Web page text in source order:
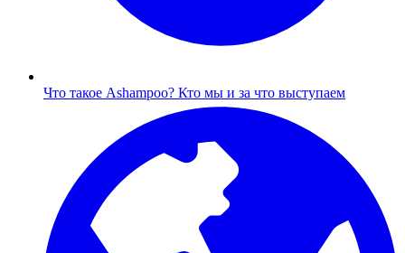
Что такое Ashampoo? Кто мы и за что выступаем